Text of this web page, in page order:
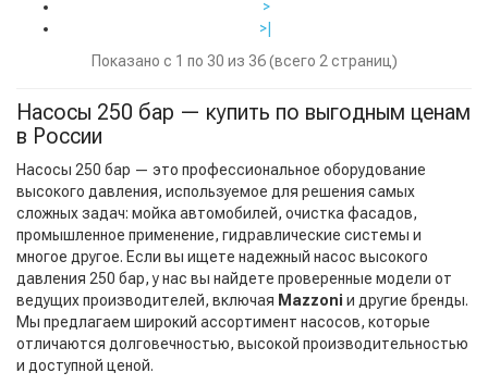
>
>|
Показано с 1 по 30 из 36 (всего 2 страниц)
Насосы 250 бар — купить по выгодным ценам
в России
Насосы 250 бар — это профессиональное оборудование
высокого давления, используемое для решения самых
сложных задач: мойка автомобилей, очистка фасадов,
промышленное применение, гидравлические системы и
многое другое. Если вы ищете надежный насос высокого
давления 250 бар, у нас вы найдете проверенные модели от
ведущих производителей, включая Mazzoni и другие бренды.
Мы предлагаем широкий ассортимент насосов, которые
отличаются долговечностью, высокой производительностью
и доступной ценой.